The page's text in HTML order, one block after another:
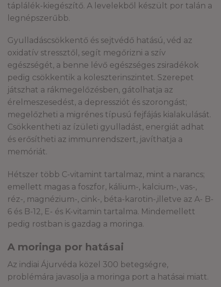
táplálék-kiegészítő. A levelekből készült por talán a
legnépszerűbb.
Gyulladáscsökkentő és sejtvédő hatású, véd az
oxidatív stressztől, segít megőrizni a szív
egészségét, a benne lévő egészséges zsiradékok
pedig csökkentik a koleszterinszintet. Szerepet
játszhat a rákmegelőzésben, gátolhatja az
érelmeszesedést, a depressziót és szorongást;
megelőzheti a migrénes típusú fejfájás kialakulását.
Csökkentheti az ízületi gyulladást, energiát adhat
és erősítheti az immunrendszert, javíthatja a
memóriát.
Hétszer több C-vitamint tartalmaz, mint a narancs;
emellett magas a foszfor, kálium-, kalcium-, vas-,
réz-, magnézium-, cink-, béta-karotin-,illetve az A- B-
6 és B-12, E- és K-vitamin tartalma. Mindemellett
pedig rostban is gazdag a moringa.
A moringa por hatásai
Az indiai Ájurvéda közel 300 betegségre,
problémára javasolja a moringa port a hatásai miatt.